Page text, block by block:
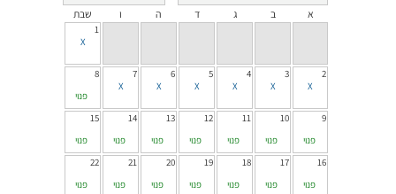
א
ב ג ד ה ו שבת
1
2
3
4
5
6
7
8
פנוי
9
פנוי
10
פנוי
11
פנוי
12
פנוי
13
פנוי
14
פנוי
15
פנוי
16
פנוי
17
פנוי
18
פנוי
19
פנוי
20
פנוי
21
פנוי
22
פנוי